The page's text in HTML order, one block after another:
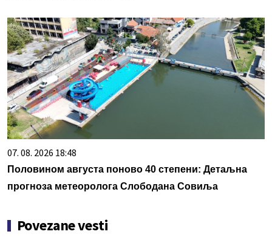
07. 08. 2026 18:48
Половином августа поново 40 степени: Детаљна
прогноза метеоролога Слободана Совиља
Povezane vesti